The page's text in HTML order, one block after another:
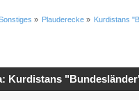
» Plauderecke» Kurdistans
Kurdistans